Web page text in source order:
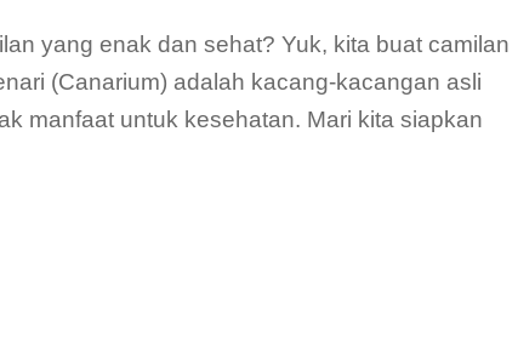
yang enak dan sehat? Yuk, kita buat camilan
(Canarium) adalah kacang-kacangan asli
manfaat untuk kesehatan. Mari kita siapkan